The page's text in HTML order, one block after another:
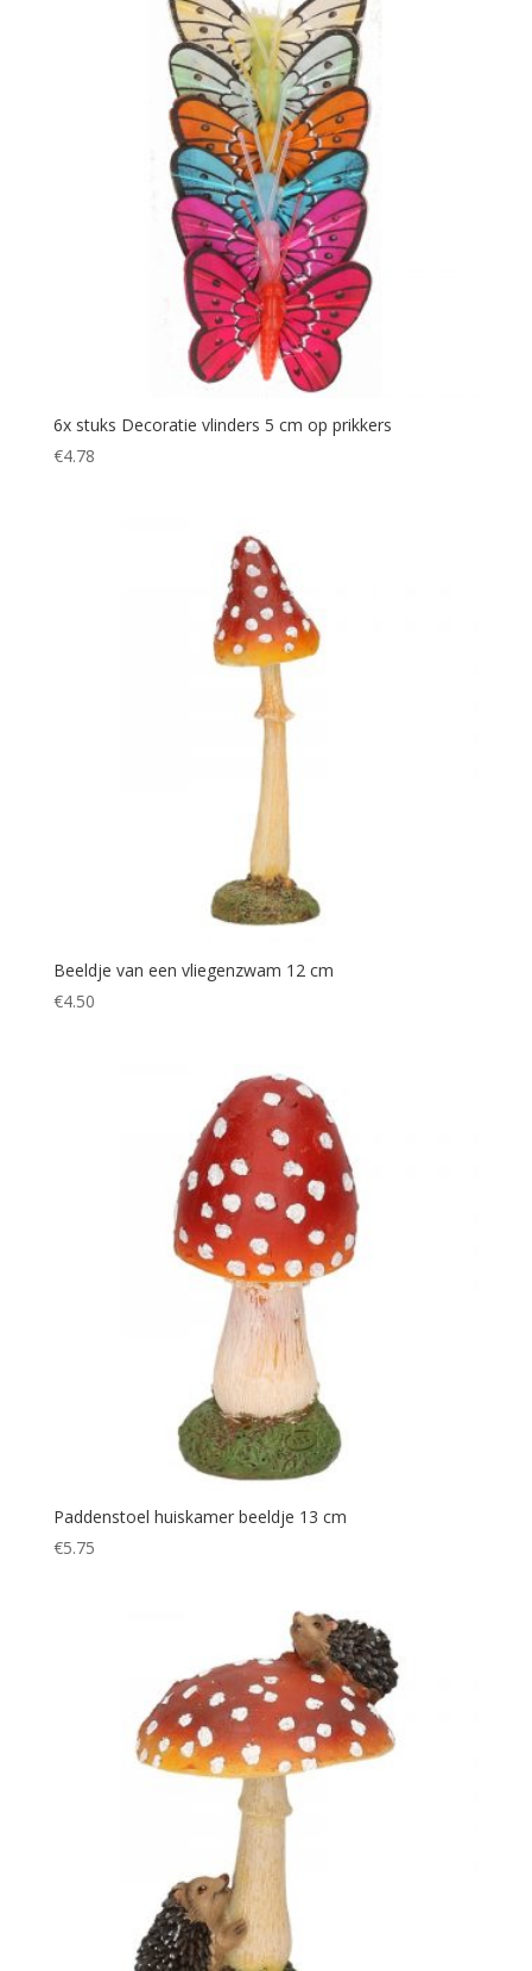
6x stuks Decoratie vlinders 5 cm op prikkers
€4.78
Beeldje van een vliegenzwam 12 cm
€4.50
Paddenstoel huiskamer beeldje 13 cm
€5.75